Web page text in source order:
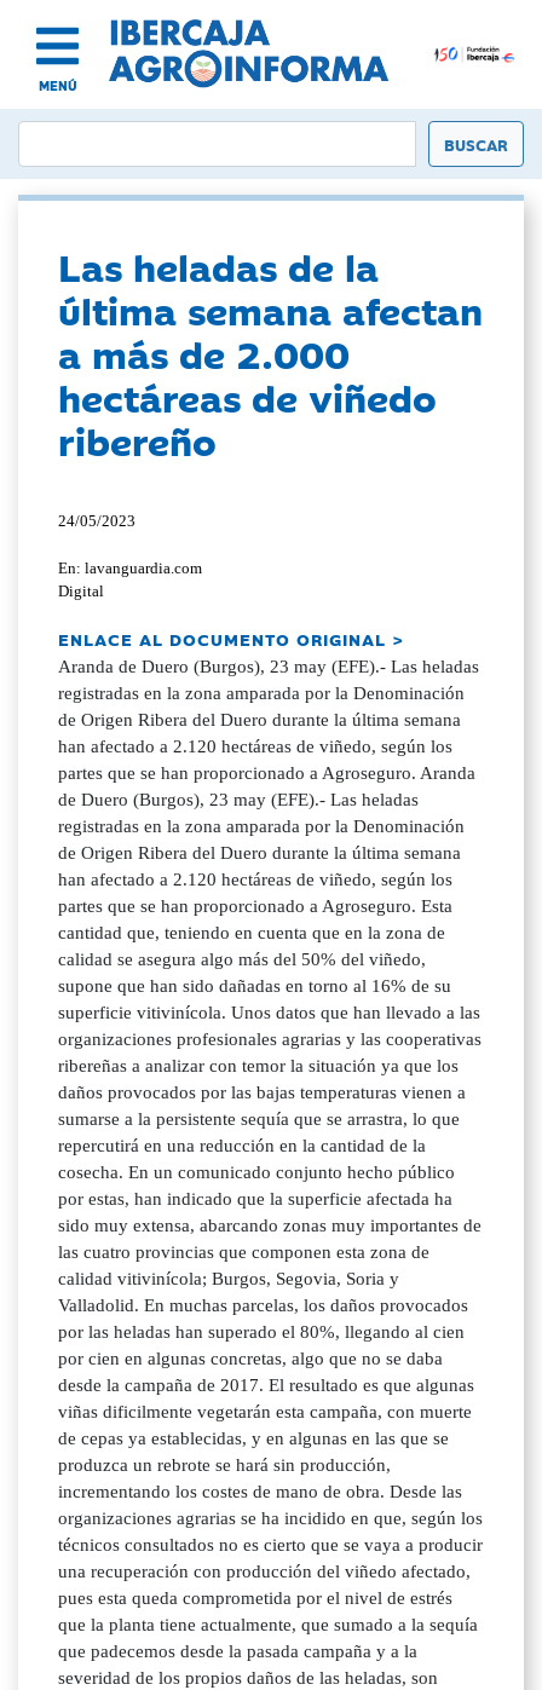
MENÚ
Las heladas de la
última semana afectan
a más de 2.000
hectáreas de viñedo
ribereño
24/05/2023
En: lavanguardia.com
Digital
ENLACE AL DOCUMENTO ORIGINAL >
Aranda de Duero (Burgos), 23 may (EFE).- Las heladas
registradas en la zona amparada por la Denominación
de Origen Ribera del Duero durante la última semana
han afectado a 2.120 hectáreas de viñedo, según los
partes que se han proporcionado a Agroseguro. Aranda
de Duero (Burgos), 23 may (EFE).- Las heladas
registradas en la zona amparada por la Denominación
de Origen Ribera del Duero durante la última semana
han afectado a 2.120 hectáreas de viñedo, según los
partes que se han proporcionado a Agroseguro. Esta
cantidad que, teniendo en cuenta que en la zona de
calidad se asegura algo más del 50% del viñedo,
supone que han sido dañadas en torno al 16% de su
superficie vitivinícola. Unos datos que han llevado a las
organizaciones profesionales agrarias y las cooperativas
ribereñas a analizar con temor la situación ya que los
daños provocados por las bajas temperaturas vienen a
sumarse a la persistente sequía que se arrastra, lo que
repercutirá en una reducción en la cantidad de la
cosecha. En un comunicado conjunto hecho público
por estas, han indicado que la superficie afectada ha
sido muy extensa, abarcando zonas muy importantes de
las cuatro provincias que componen esta zona de
calidad vitivinícola; Burgos, Segovia, Soria y
Valladolid. En muchas parcelas, los daños provocados
por las heladas han superado el 80%, llegando al cien
por cien en algunas concretas, algo que no se daba
desde la campaña de 2017. El resultado es que algunas
viñas dificilmente vegetarán esta campaña, con muerte
de cepas ya establecidas, y en algunas en las que se
produzca un rebrote se hará sin producción,
incrementando los costes de mano de obra. Desde las
organizaciones agrarias se ha incidido en que, según los
técnicos consultados no es cierto que se vaya a producir
una recuperación con producción del viñedo afectado,
pues esta queda comprometida por el nivel de estrés
que la planta tiene actualmente, que sumado a la sequía
que padecemos desde la pasada campaña y a la
severidad de los propios daños de las heladas, son